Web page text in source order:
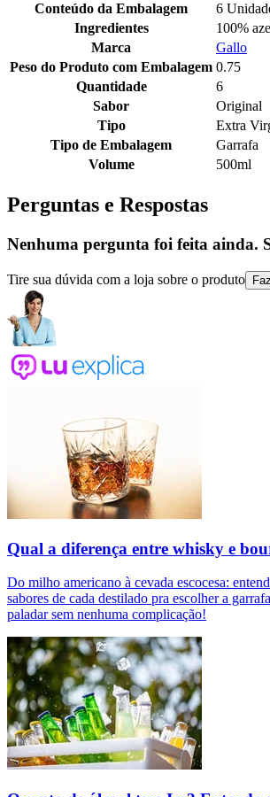
Conteúdo da Embalagem
6
Ingredientes
100%
Marca
Gallo
Peso do Produto com Embalagem 0.75
Quantidade
6
Sabor
Original
Tipo
Extra
Tipo de Embalagem
Garrafa
Volume
500ml
Perguntas e Respostas
Nenhuma pergunta foi feita ainda.
Tire sua dúvida com a loja sobre o produto
Qual a diferença entre whisky e
Do milho americano à cevada escocesa:
sabores de cada destilado pra escolher a
paladar sem nenhuma complicação!